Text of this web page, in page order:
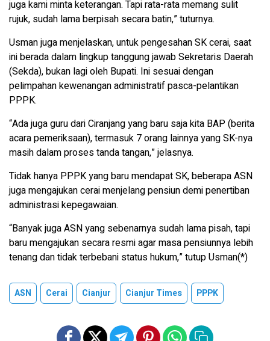
juga kami minta keterangan. Tapi rata-rata memang sulit
rujuk, sudah lama berpisah secara batin,” tuturnya.
Usman juga menjelaskan, untuk pengesahan SK cerai, saat
ini berada dalam lingkup tanggung jawab Sekretaris Daerah
(Sekda), bukan lagi oleh Bupati. Ini sesuai dengan
pelimpahan kewenangan administratif pasca-pelantikan
PPPK.
“Ada juga guru dari Ciranjang yang baru saja kita BAP (berita
acara pemeriksaan), termasuk 7 orang lainnya yang SK-nya
masih dalam proses tanda tangan,” jelasnya.
Tidak hanya PPPK yang baru mendapat SK, beberapa ASN
juga mengajukan cerai menjelang pensiun demi penertiban
administrasi kepegawaian.
“Banyak juga ASN yang sebenarnya sudah lama pisah, tapi
baru mengajukan secara resmi agar masa pensiunnya lebih
tenang dan tidak terbebani status hukum,” tutup Usman(*)
ASN Cerai Cianjur Cianjur Times PPPK